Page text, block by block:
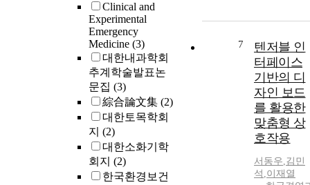
Clinical and
Experimental
Emergency
Medicine (3)
대한내과학회
추계학술발표논
문집 (3)
綜合論文集 (2)
대한토목학회
지 (2)
대한소화기학
회지 (2)
한국환경보건
7
텐저블 인
터페이스
기반의 디
자인 보드
를 활용한
맞춤형 상
호작용
서동우,김민
석 ,이재열